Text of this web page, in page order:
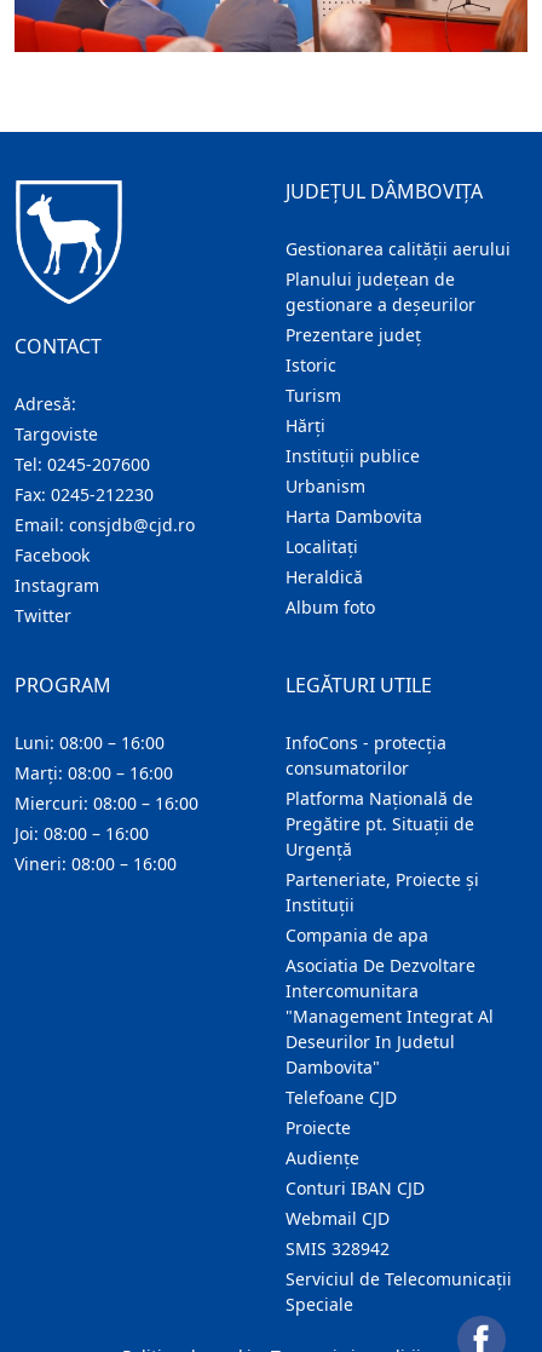
CONTACT
Adresă:
Targoviste
Tel: 0245-207600
Fax: 0245-212230
Email: consjdb@cjd.ro
Facebook
Instagram
Twitter
JUDEȚUL DÂMBOVIȚA
Gestionarea calității aerului
Planului județean de
gestionare a deșeurilor
Prezentare judeţ
Istoric
Turism
Hărţi
Instituţii publice
Urbanism
Harta Dambovita
Localitaţi
Heraldică
Album foto
LEGĂTURI UTILE
InfoCons - protecția
consumatorilor
Platforma Națională de
Pregătire pt. Situații de
Urgență
Parteneriate, Proiecte și
Instituții
Compania de apa
Asociatia De Dezvoltare
Intercomunitara
"Management Integrat Al
Deseurilor In Judetul
Dambovita"
Telefoane CJD
Proiecte
Audienţe
Conturi IBAN CJD
Webmail CJD
SMIS 328942
Serviciul de Telecomunicații
Speciale
PROGRAM
Luni: 08:00 – 16:00
Marți: 08:00 – 16:00
Miercuri: 08:00 – 16:00
Joi: 08:00 – 16:00
Vineri: 08:00 – 16:00